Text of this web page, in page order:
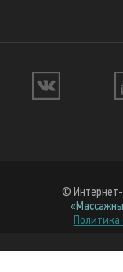
© Интернет-
Политика